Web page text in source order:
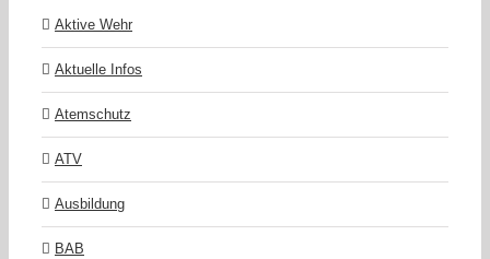
Aktive Wehr
Aktuelle Infos
Atemschutz
ATV
Ausbildung
BAB